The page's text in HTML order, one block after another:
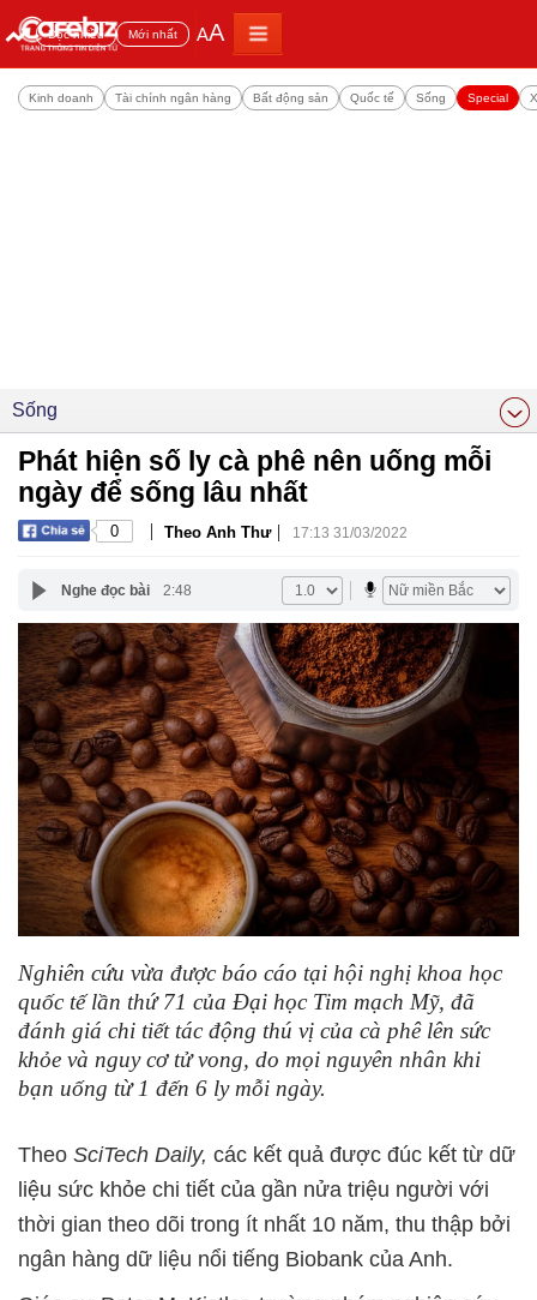
Đọc nhiều Mới nhất AA
Kinh doanh Tài chính ngân hàng Bất động sản Quốc tế Sống Special
Sống
Phát hiện số ly cà phê nên uống mỗi
ngày để sống lâu nhất
0 | Theo Anh Thư | 17:13 31/03/2022
Nghe đọc bài 2:48
Nghiên cứu vừa được báo cáo tại hội nghị khoa học
quốc tế lần thứ 71 của Đại học Tim mạch Mỹ, đã
đánh giá chi tiết tác động thú vị của cà phê lên sức
khỏe và nguy cơ tử vong, do mọi nguyên nhân khi
bạn uống từ 1 đến 6 ly mỗi ngày.
Theo SciTech Daily, các kết quả được đúc kết từ dữ
liệu sức khỏe chi tiết của gần nửa triệu người với
thời gian theo dõi trong ít nhất 10 năm, thu thập bởi
ngân hàng dữ liệu nổi tiếng Biobank của Anh.